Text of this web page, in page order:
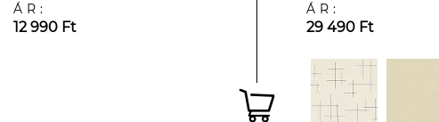
ÁR:
12 990 Ft
ÁR:
29 490 Ft